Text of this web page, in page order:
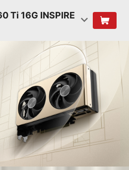
Ti 16G INSPIRE